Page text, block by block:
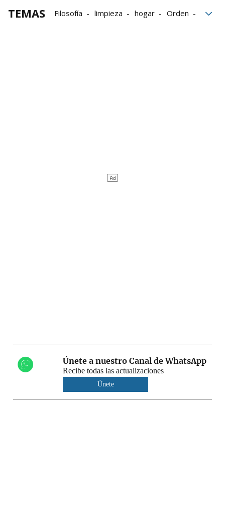
TEMAS Filosofía limpieza hogar
Orden
Únete a nuestro Canal de WhatsApp
Recibe todas las actualizaciones
Únete